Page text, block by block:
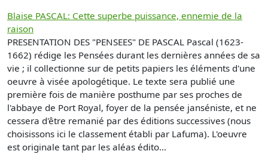
Blaise PASCAL: Cette superbe puissance, ennemie de la
raison
PRESENTATION DES "PENSEES" DE PASCAL Pascal (1623-
1662) rédige les Pensées durant les dernières années de sa
vie ; il collectionne sur de petits papiers les éléments d'une
oeuvre à visée apologétique. Le texte sera publié une
première fois de manière posthume par ses proches de
l'abbaye de Port Royal, foyer de la pensée janséniste, et ne
cessera d'être remanié par des éditions successives (nous
choisissons ici le classement établi par Lafuma). L'oeuvre
est originale tant par les aléas édito...